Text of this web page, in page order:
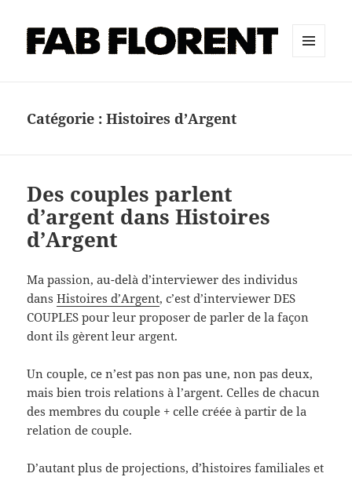
Catégorie :Histoires d’Argent
Des couples parlent
d’argent dans Histoires
d’Argent
Ma passion, au-delà d’interviewer des individus
dansHistoires d’Argent, c’est d’interviewer DES
COUPLES pour leur proposer de parler de la façon
dont ils gèrent leur argent.
Un couple, ce n’est pas non pas une, non pas deux,
mais bien trois relations à l’argent. Celles de chacun
des membres du couple + celle créée à partir de la
relation de couple.
D’autant plus de projections, d’histoires familiales et